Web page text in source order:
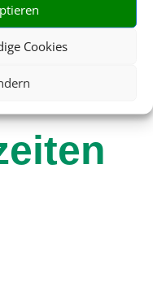
Cookies